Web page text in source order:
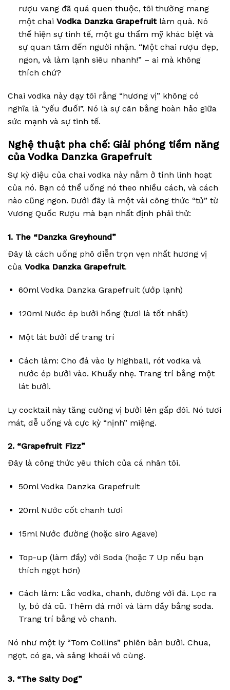
rượu vang đã quá quen thuộc, tôi thường mang
một chai Vodka Danzka Grapefruitlàm quà. Nó
thể hiện sự tinh tế, một gu thẩm mỹ khác biệt và
sự quan tâm đến người nhận. “Một chai rượu đẹp,
ngon, và làm lạnh siêu nhanh!” – ai mà không
thích chứ?
Chai vodka này dạy tôi rằng “hương vị” không có
nghĩa là “yếu đuối”. Nó là sự cân bằng hoàn hảo giữa
sức mạnh và sự tinh tế.
Nghệ thuật pha chế: Giải phóng tiềm năng
của Vodka Danzka Grapefruit
Sự kỳ diệu của chai vodka này nằm ở tính linh hoạt
của nó. Bạn có thể uống nó theo nhiều cách, và cách
nào cũng ngon. Dưới đây là một vài công thức “tủ” từ
Vương Quốc Rượu mà bạn nhất định phải thử:
1. The “Danzka Greyhound”
Đây là cách uống phô diễn trọn vẹn nhất hương vị
của Vodka Danzka Grapefruit.
60ml Vodka Danzka Grapefruit (ướp lạnh)
120ml Nước ép bưởi hồng (tươi là tốt nhất)
Một lát bưởi để trang trí
Cách làm: Cho đá vào ly highball, rót vodka và
nước ép bưởi vào. Khuấy nhẹ. Trang trí bằng một
lát bưởi.
Ly cocktail này tăng cường vị bưởi lên gấp đôi. Nó tươi
mát, dễ uống và cực kỳ “nịnh” miệng.
2. “Grapefruit Fizz”
Đây là công thức yêu thích của cá nhân tôi.
50ml Vodka Danzka Grapefruit
20ml Nước cốt chanh tươi
15ml Nước đường (hoặc siro Agave)
Top-up (làm đầy) với Soda (hoặc 7 Up nếu bạn
thích ngọt hơn)
Cách làm: Lắc vodka, chanh, đường với đá. Lọc ra
ly, bỏ đá cũ. Thêm đá mới và làm đầy bằng soda.
Trang trí bằng vỏ chanh.
Nó như một ly “Tom Collins” phiên bản bưởi. Chua,
ngọt, có ga, và sảng khoái vô cùng.
3. “The Salty Dog”